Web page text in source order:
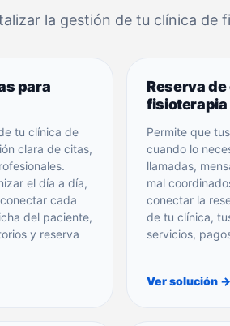
la gestión de tu clínica de
para
tu clínica de
clara de citas,
el día a día,
cada
del paciente,
y reserva
Reserva
fisioterapia
Permite que
cuando lo
llamadas,
mal
conectar la
de tu clínica,
servicios,
Ver solución →